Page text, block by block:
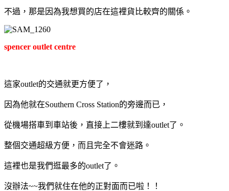
不過，那是因為我想買的店在這裡貨比較齊的關係。
spencer outlet centre
這家outlet的交通就更方便了，
因為他就在Southern Cross Station的旁邊而已，
從機場搭車到車站後，直接上二樓就到達outlet了。
整個交通超級方便，而且完全不會迷路。
這裡也是我們逛最多的outlet了。
沒辦法~~我們就住在他的正對面而已啦！！